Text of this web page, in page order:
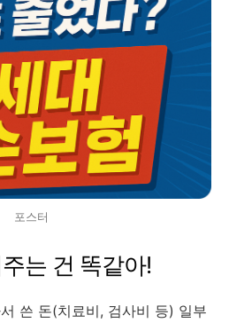
포스터
는 건 똑같아!
쓴 돈(치료비, 검사비 등) 일부